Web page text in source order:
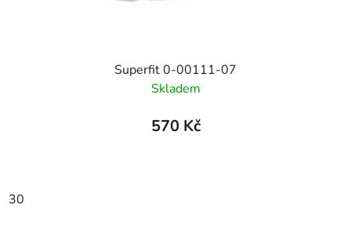
Superfit 0-00111-07
Skladem
570 Kč
30